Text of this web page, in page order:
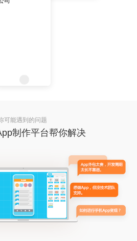
可能遇到的问题
制作平台帮你解决